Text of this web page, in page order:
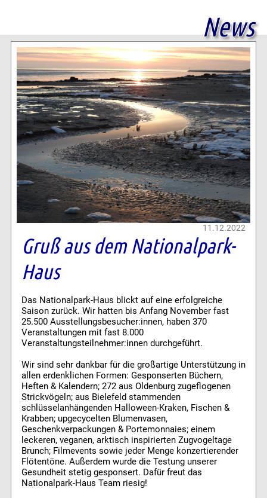
News
11.12.2022
Gruß aus dem Nationalpark-
Haus
Das Nationalpark-Haus blickt auf eine erfolgreiche
Saison zurück. Wir hatten bis Anfang November fast
25.500 Ausstellungsbesucher:innen, haben 370
Veranstaltungen mit fast 8.000
Veranstaltungsteilnehmer:innen durchgeführt.
Wir sind sehr dankbar für die großartige Unterstützung in
allen erdenklichen Formen: Gesponserten Büchern,
Heften & Kalendern; 272 aus Oldenburg zugeflogenen
Strickvögeln; aus Bielefeld stammenden
schlüsselanhängenden Halloween-Kraken, Fischen &
Krabben; upgecycelten Blumenvasen,
Geschenkverpackungen & Portemonnaies; einem
leckeren, veganen, arktisch inspirierten Zugvogeltage
Brunch; Filmevents sowie jeder Menge konzertierender
Flötentöne. Außerdem wurde die Testung unserer
Gesundheit stetig gesponsert. Dafür freut das
Nationalpark-Haus Team riesig!